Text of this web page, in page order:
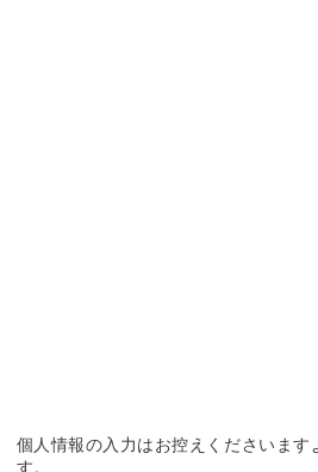
個人情報の入力はお控えくださいます
す。